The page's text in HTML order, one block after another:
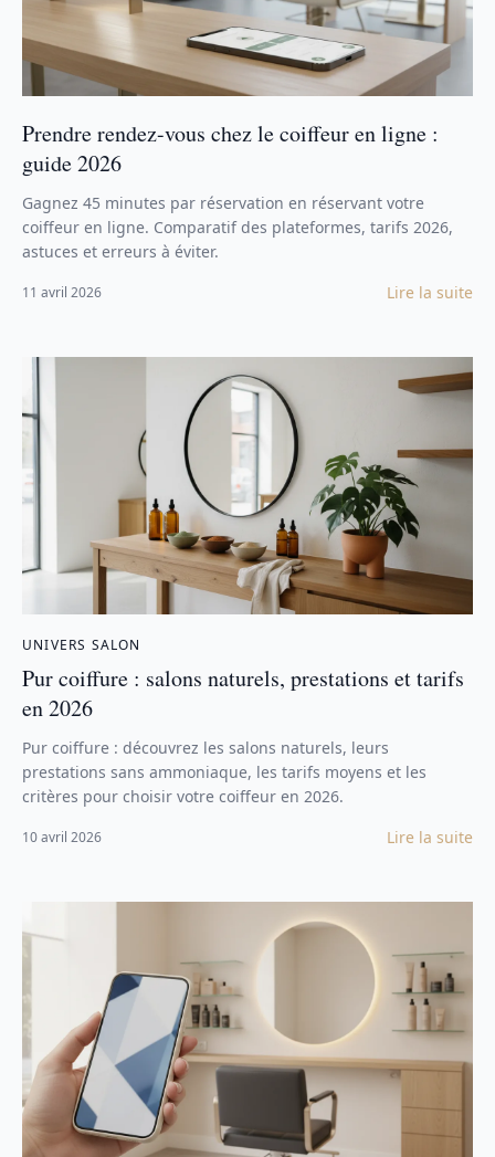
Prendre rendez-vous chez le coiffeur en ligne :
guide 2026
Gagnez 45 minutes par réservation en réservant votre
coiffeur en ligne. Comparatif des plateformes, tarifs 2026,
astuces et erreurs à éviter.
11 avril 2026 Lire la suite
UNIVERS SALON
Pur coiffure : salons naturels, prestations et tarifs
en 2026
Pur coiffure : découvrez les salons naturels, leurs
prestations sans ammoniaque, les tarifs moyens et les
critères pour choisir votre coiffeur en 2026.
10 avril 2026 Lire la suite